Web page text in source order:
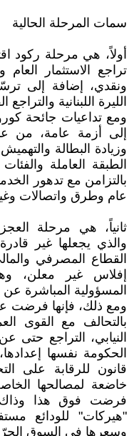
سمات المرحلة الحالية
أولاً، هي مرحلة ركود
تراجع الاستثمار
ونقدي، إضافة إلى
الليرة اللبنانية
ومع تداعيات جائحة
إلى أزمة عامة، من
وزيادة البطالة
الطبقة العاملة
بالتزامن مع تدهور
عام وطرق واتصالات
ثانياً، هي مرحلة
والذي يجعلها غير
القطاع المصرفي
إفلاس غير معلن،
المسؤولية المباشرة عن
ومع ذلك، فإنها فرضت
بالتحالف مع القوى
النيابي، التراجع حتى
الحكومة نفسها
قانون للرقابة على
خاضعة لمصالحها
فرضت فوق هذا وذاك
"هيركات" للودائع
وسعرها في السوق